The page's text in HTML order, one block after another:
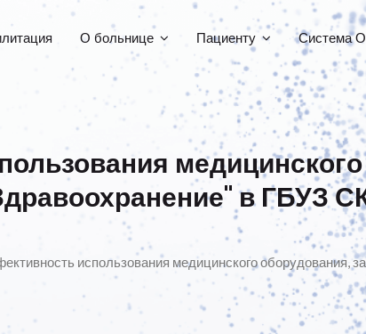
О больнице Пациенту Система
в ГБУЗ
использования медицинского оборудования,